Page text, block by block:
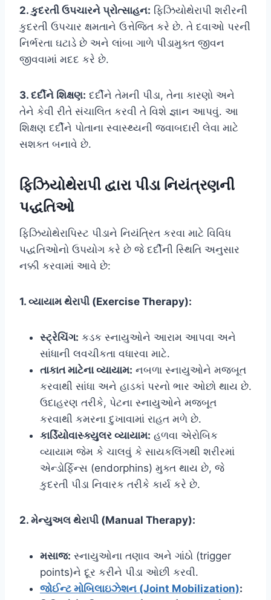
2. કુદરતી ઉપચારને પ્રોત્સાહન: ફિઝિયોથેરાપી શરીરની
કુદરતી ઉપચાર ક્ષમતાને ઉત્તેજિત કરે છે. તે દવાઓ પરની
નિર્ભરતા ઘટાડે છે અને લાંબા ગાળે પીડામુક્ત જીવન
જીવવામાં મદદ કરે છે.
3. દર્દીને શિક્ષણ: દર્દીને તેમની પીડા, તેના કારણો અને
તેને કેવી રીતે સંચાલિત કરવી તે વિશે જ્ઞાન આપવું. આ
શિક્ષણ દર્દીને પોતાના સ્વાસ્થ્યની જવાબદારી લેવા માટે
સશક્ત બનાવે છે.
ફિઝિયોથેરાપી દ્વારા પીડા નિયંત્રણની
પદ્ધતિઓ
ફિઝિયોથેરાપિસ્ટ પીડાને નિયંત્રિત કરવા માટે વિવિધ
પદ્ધતિઓનો ઉપયોગ કરે છે જે દર્દીની સ્થિતિ અનુસાર
નક્કી કરવામાં આવે છે:
1. વ્યાયામ થેરાપી (Exercise Therapy):
સ્ટ્રેચિંગ: કડક સ્નાયુઓને આરામ આપવા અને
સાંધાની લવચીકતા વધારવા માટે.
તાકાત માટેના વ્યાયામ: નબળા સ્નાયુઓને મજબૂત
કરવાથી સાંધા અને હાડકાં પરનો ભાર ઓછો થાય છે.
ઉદાહરણ તરીકે, પેટના સ્નાયુઓને મજબૂત
કરવાથી કમરના દુખાવામાં રાહત મળે છે.
કાર્ડિયોવાસ્ક્યુલર વ્યાયામ: હળવા એરોબિક
વ્યાયામ જેમ કે ચાલવું કે સાયકલિંગથી શરીરમાં
એન્ડોર્ફિન્સ (endorphins) મુક્ત થાય છે, જે
કુદરતી પીડા નિવારક તરીકે કાર્ય કરે છે.
2. મેન્યુઅલ થેરાપી (Manual Therapy):
મસાજ: સ્નાયુઓના તણાવ અને ગાંઠો (trigger
points)ને દૂર કરીને પીડા ઓછી કરવી.
જોઈન્ટ મોબિલાઇઝેશન (Joint Mobilization):